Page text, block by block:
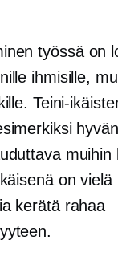
työssä on
ihmisille,
Teini-
muihin
on vielä
kerätä rahaa